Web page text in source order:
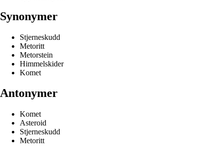
Synonymer
Stjerneskudd
Metoritt
Metorstein
Himmelskider
Komet
Antonymer
Komet
Asteroid
Stjerneskudd
Metoritt